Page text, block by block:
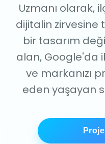
Uzmanı olarak,
dijitalin zirvesine
bir tasarım
alan, Google'da
ve markanızı
eden yaşayan